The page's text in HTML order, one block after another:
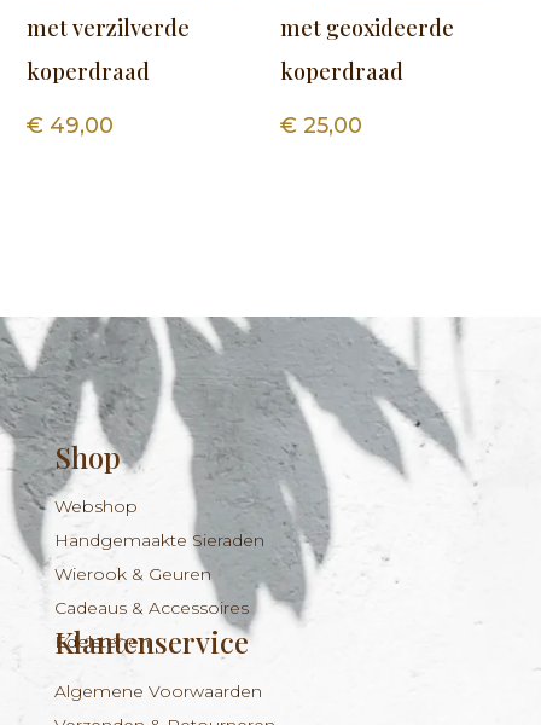
met verzilverde
koperdraad
€ 49,00
met geoxideerde
koperdraad
€ 25,00
Shop
Webshop
Handgemaakte Sieraden
Wierook & Geuren
Cadeaus & Accessoires
Edelstenen
Klantenservice
Algemene Voorwaarden